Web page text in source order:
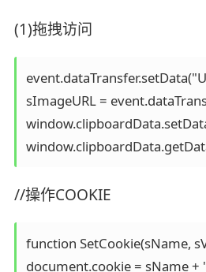
(1)拖拽访问
sImageURL =
//操作COOKIE
function SetCookie(sName,
document.cookie = sName +